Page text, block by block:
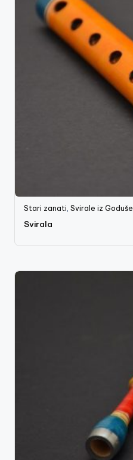
Stari zanati ,Svirale iz Goduše
Svirala